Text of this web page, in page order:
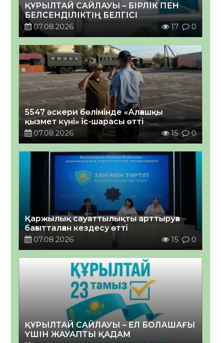
ҚҰРЫЛТАЙ САЙЛАУЫ – БІРЛІК ПЕН
БЕЛСЕНДІЛІКТІҢ БЕЛГІСІ
07.08.2026
17 0
5547 әскери бөлімінде «Алғашқы
қызмет күні» іс-шарасы өтті
07.08.2026
15 0
Қаржылық сауаттылықты арттыруға
бағытталған кездесу өтті
07.08.2026
15 0
ҚҰРЫЛТАЙ САЙЛАУЫ – ЕЛ БОЛАШАҒЫ
ҮШІН ЖАУАПТЫ ҚАДАМ